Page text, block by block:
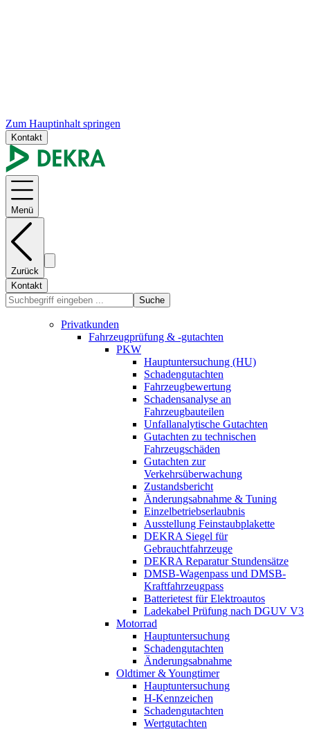
Zum Hauptinhalt springen
Kontakt
Menü
Zurück
Kontakt
Suche
Privatkunden
Fahrzeugprüfung & -gutachten
PKW
Hauptuntersuchung (HU)
Schadengutachten
Fahrzeugbewertung
Schadensanalyse an
Fahrzeugbauteilen
Unfallanalytische Gutachten
Gutachten zu technischen
Fahrzeugschäden
Gutachten zur
Verkehrsüberwachung
Zustandsbericht
Änderungsabnahme & Tuning
Einzelbetriebserlaubnis
Ausstellung Feinstaubplakette
DEKRA Siegel für
Gebrauchtfahrzeuge
DEKRA Reparatur Stundensätze
DMSB-Wagenpass und DMSB-
Kraftfahrzeugpass
Batterietest für Elektroautos
Ladekabel Prüfung nach DGUV V3
Motorrad
Hauptuntersuchung
Schadengutachten
Änderungsabnahme
Oldtimer & Youngtimer
Hauptuntersuchung
H-Kennzeichen
Schadengutachten
Wertgutachten